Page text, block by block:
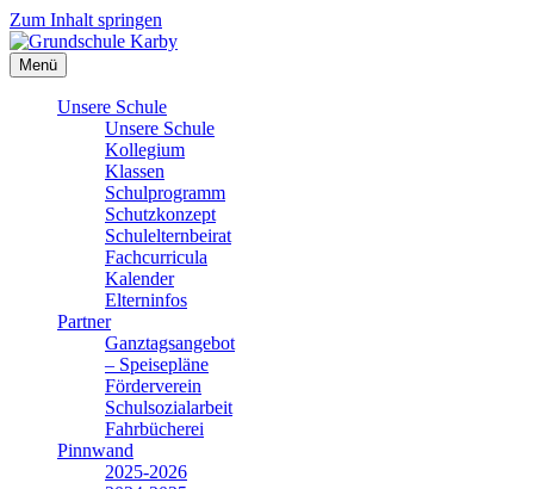
Zum Inhalt springen
Menü
Unsere Schule
Unsere Schule
Kollegium
Klassen
Schulprogramm
Schutzkonzept
Schulelternbeirat
Fachcurricula
Kalender
Elterninfos
Partner
Ganztagsangebot
– Speisepläne
Förderverein
Schulsozialarbeit
Fahrbücherei
Pinnwand
2025-2026